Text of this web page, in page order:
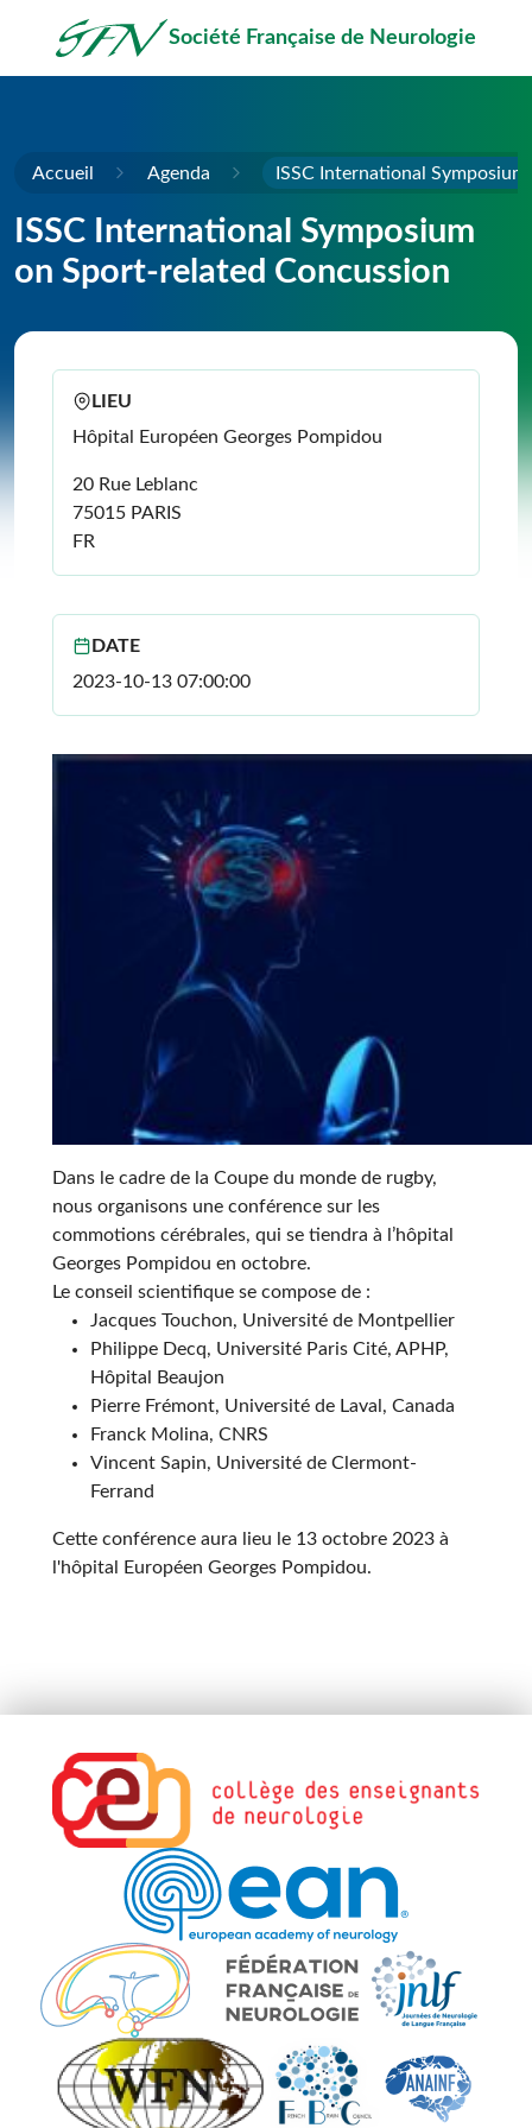
Société Française de Neurologie
Accueil Agenda ISSC International
ISSC International Symposium
on Sport-related Concussion
LIEU
Hôpital Européen Georges Pompidou
20 Rue Leblanc
75015 PARIS
FR
DATE
2023-10-13 07:00:00
Dans le cadre de la Coupe du monde de rugby,
nous organisons une conférence sur les
commotions cérébrales, qui se tiendra à l’hôpital
Georges Pompidou en octobre.
Le conseil scientifique se compose de :
Jacques Touchon, Université de Montpellier
Philippe Decq, Université Paris Cité, APHP,
Hôpital Beaujon
Pierre Frémont, Université de Laval, Canada
Franck Molina, CNRS
Vincent Sapin, Université de Clermont-
Ferrand
Cette conférence aura lieu le 13 octobre 2023 à
l'hôpital Européen Georges Pompidou.